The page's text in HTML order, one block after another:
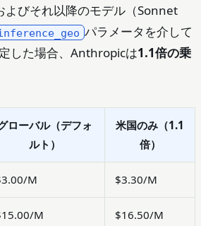
びそれ以降のモデル（Sonnet
パラメータを介して
した場合、Anthropicは1.1倍の乗
ローバル（デフォ
ルト）
米国のみ（1.1
倍）
M $3.30/M
M $16.50/M